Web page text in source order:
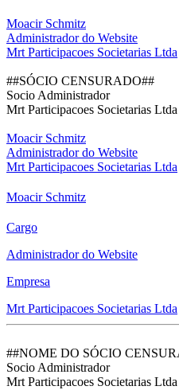
Moacir Schmitz
Administrador do Website
Mrt Participacoes Societarias Ltda
##SÓCIO CENSURADO##
Socio Administrador
Mrt Participacoes Societarias Ltda
Moacir Schmitz
Administrador do Website
Mrt Participacoes Societarias Ltda
Moacir Schmitz
Cargo
Administrador do Website
Empresa
Mrt Participacoes Societarias Ltda
##NOME DO SÓCIO
Socio Administrador
Mrt Participacoes Societarias Ltda